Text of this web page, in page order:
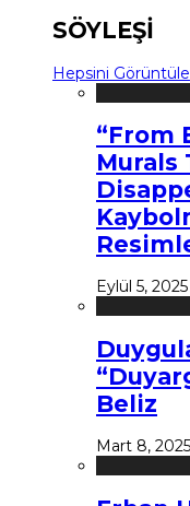
SÖYLEŞİ
Hepsini Görüntüle
“From
Murals
Eylül 5, 2025
Beliz
Mart 8, 2025